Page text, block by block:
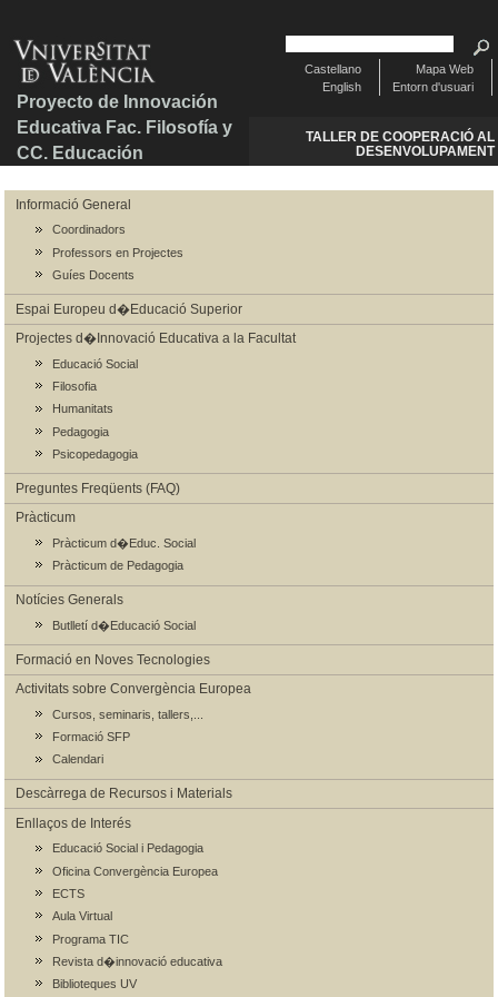
Proyecto de Innovación
Educativa Fac. Filosofía y
CC. Educación
Mapa Web
Entorn d'usuari
Castellano
English
TALLER DE COOPERACIÓ AL
DESENVOLUPAMENT
Informació General
Coordinadors
Professors en Projectes
Guíes Docents
Espai Europeu d�Educació Superior
Projectes d�Innovació Educativa a la Facultat
Educació Social
Filosofia
Humanitats
Pedagogia
Psicopedagogia
Preguntes Freqüents (FAQ)
Pràcticum
Pràcticum d�Educ. Social
Pràcticum de Pedagogia
Notícies Generals
Butlletí d�Educació Social
Formació en Noves Tecnologies
Activitats sobre Convergència Europea
Cursos, seminaris, tallers,...
Formació SFP
Calendari
Descàrrega de Recursos i Materials
Enllaços de Interés
Educació Social i Pedagogia
Oficina Convergència Europea
ECTS
Aula Virtual
Programa TIC
Revista d�innovació educativa
Biblioteques UV